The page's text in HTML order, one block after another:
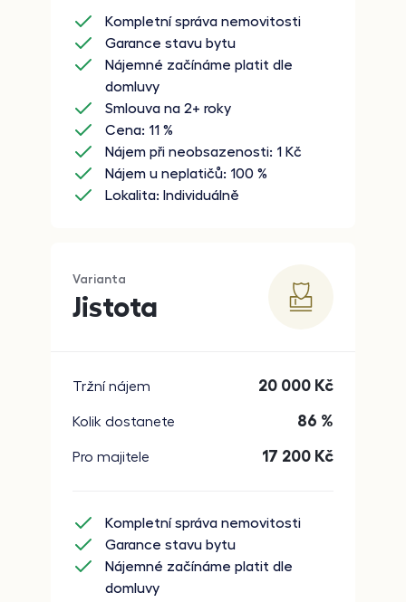
Kompletní správa nemovitosti
Garance stavu bytu
Nájemné začínáme platit dle
domluvy
Smlouva na 2+ roky
Cena: 11 %
Nájem při neobsazenosti: 1 Kč
Nájem u neplatičů: 100 %
Lokalita: Individuálně
Varianta
Jistota
Tržní nájem 20 000 Kč
Kolik dostanete 86 %
Pro majitele 17 200 Kč
Kompletní správa nemovitosti
Garance stavu bytu
Nájemné začínáme platit dle
domluvy